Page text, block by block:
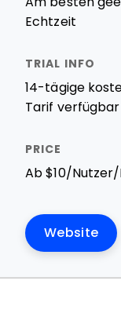
Echtzeit
14-tägige
Tarif verfügbar
Ab $10/
Website